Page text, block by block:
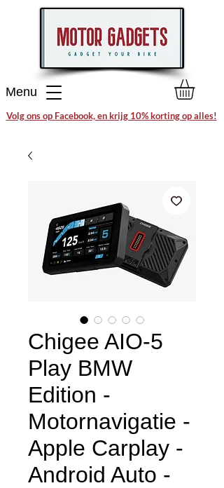
Menu
Volg ons op Facebook, en krijg 10% korting op alles!
Chigee AIO-5
Play BMW
Edition -
Motornavigatie -
Apple Carplay -
Android Auto -